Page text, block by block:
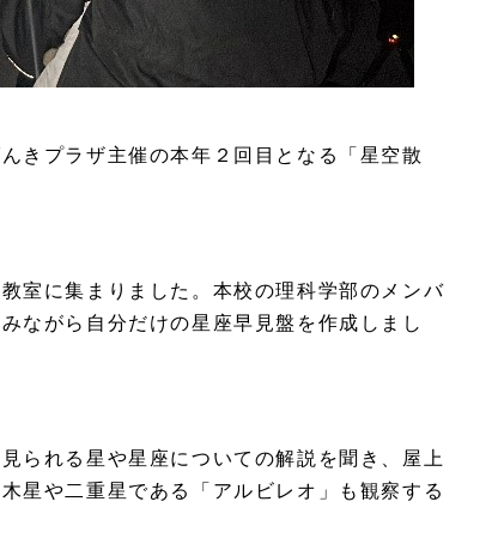
きプラザ主催の本年２回目となる「星空散
室に集まりました。本校の理科学部のメンバ
ながら自分だけの星座早見盤を作成しまし
られる星や星座についての解説を聞き、屋上
星や二重星である「アルビレオ」も観察する